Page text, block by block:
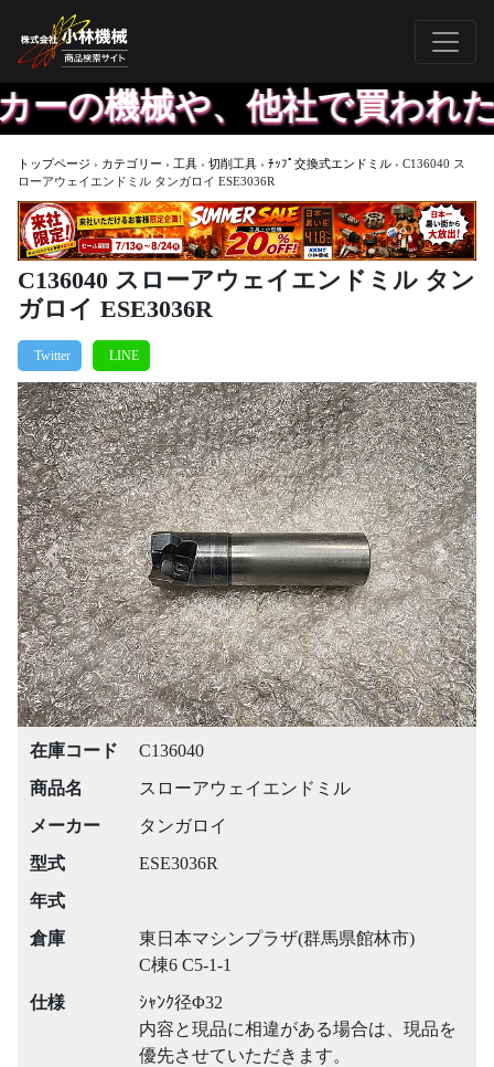
や、他社で買われた機
トップページ › カテゴリー › 工具 › 切削工具 › ﾁｯﾌﾟ交換式エンドミル › C136040 ス
ローアウェイエンドミル タンガロイ ESE3036R
C136040 スローアウェイエンドミル タン
ガロイ ESE3036R
Previous Next
在庫コード
C136040
商品名
スローアウェイエンドミル
メーカー
タンガロイ
型式
ESE3036R
年式
倉庫
東日本マシンプラザ(群馬県館林市)
C棟6 C5-1-1
仕様
ｼｬﾝｸ径Φ32
内容と現品に相違がある場合は、現品を
優先させていただきます。